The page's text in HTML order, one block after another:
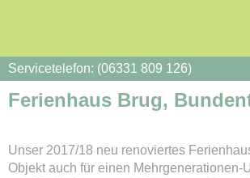
Servicetelefon: (06331 809 126)
Ferienhaus Brug,
Unser 2017/18 neu renoviertes
Objekt auch für einen Mehrgenerationen-